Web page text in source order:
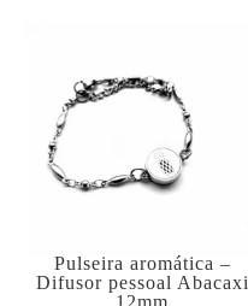
Pulseira aromática –
Difusor pessoal Abacaxi
12mm